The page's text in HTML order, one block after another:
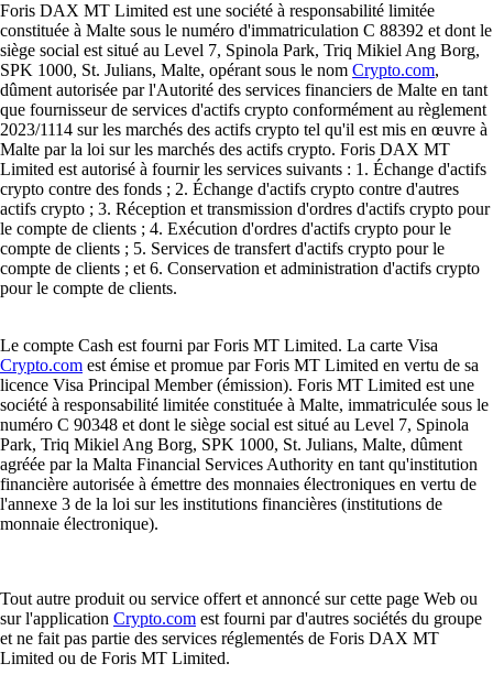
Foris DAX MT Limited est une société à responsabilité limitée
constituée à Malte sous le numéro d'immatriculation C 88392 et dont le
siège social est situé au Level 7, Spinola Park, Triq Mikiel Ang Borg,
SPK 1000, St. Julians, Malte, opérant sous le nom Crypto.com,
dûment autorisée par l'Autorité des services financiers de Malte en tant
que fournisseur de services d'actifs crypto conformément au règlement
2023/1114 sur les marchés des actifs crypto tel qu'il est mis en œuvre à
Malte par la loi sur les marchés des actifs crypto. Foris DAX MT
Limited est autorisé à fournir les services suivants : 1. Échange d'actifs
crypto contre des fonds ; 2. Échange d'actifs crypto contre d'autres
actifs crypto ; 3. Réception et transmission d'ordres d'actifs crypto pour
le compte de clients ; 4. Exécution d'ordres d'actifs crypto pour le
compte de clients ; 5. Services de transfert d'actifs crypto pour le
compte de clients ; et 6. Conservation et administration d'actifs crypto
pour le compte de clients.
Le compte Cash est fourni par Foris MT Limited. La carte Visa
Crypto.com est émise et promue par Foris MT Limited en vertu de sa
licence Visa Principal Member (émission). Foris MT Limited est une
société à responsabilité limitée constituée à Malte, immatriculée sous le
numéro C 90348 et dont le siège social est situé au Level 7, Spinola
Park, Triq Mikiel Ang Borg, SPK 1000, St. Julians, Malte, dûment
agréée par la Malta Financial Services Authority en tant qu'institution
financière autorisée à émettre des monnaies électroniques en vertu de
l'annexe 3 de la loi sur les institutions financières (institutions de
monnaie électronique).
Tout autre produit ou service offert et annoncé sur cette page Web ou
sur l'application Crypto.com est fourni par d'autres sociétés du groupe
et ne fait pas partie des services réglementés de Foris DAX MT
Limited ou de Foris MT Limited.